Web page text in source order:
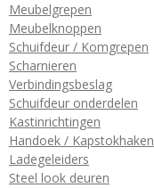
Meubelgrepen
Meubelknoppen
Schuifdeur / Komgrepen
Scharnieren
Verbindingsbeslag
Schuifdeur onderdelen
Kastinrichtingen
Handoek / Kapstokhaken
Ladegeleiders
Steel look deuren